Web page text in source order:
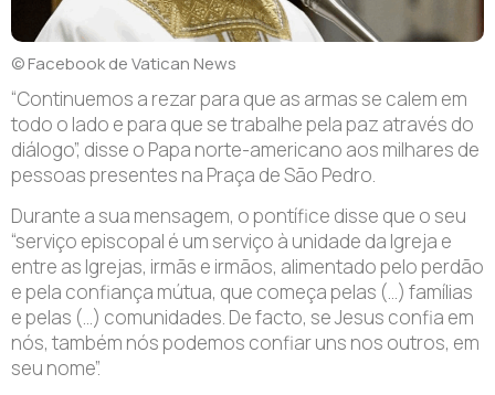
© Facebook de Vatican News
“Continuemos a rezar para que as armas se calem em
todo o lado e para que se trabalhe pela paz através do
diálogo”, disse o Papa norte-americano aos milhares de
pessoas presentes na Praça de São Pedro.
Durante a sua mensagem, o pontífice disse que o seu
“serviço episcopal é um serviço à unidade da Igreja e
entre as Igrejas, irmãs e irmãos, alimentado pelo perdão
e pela confiança mútua, que começa pelas (…) famílias
e pelas (…) comunidades. De facto, se Jesus confia em
nós, também nós podemos confiar uns nos outros, em
seu nome”.